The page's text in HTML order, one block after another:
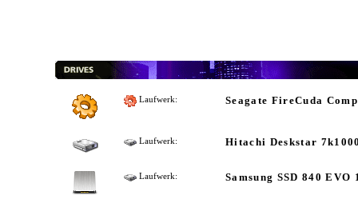
Laufwerk: Seagate FireCuda
Laufwerk: Hitachi Deskstar
Laufwerk: Samsung SSD 840 EVO